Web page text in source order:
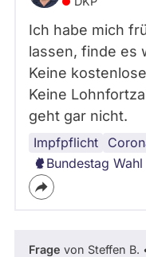
Ich habe mich
lassen, finde es
Keine
Keine
geht gar nicht.
Impfpflicht
Bundestag
Frage von Steffen B.